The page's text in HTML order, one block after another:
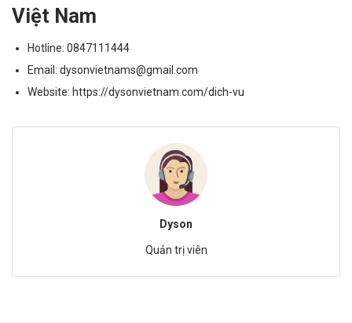
Việt Nam
Hotline: 0847111444
Email: dysonvietnams@gmail.com
Website: https://dysonvietnam.com/dich-vu
Dyson
Quản trị viên